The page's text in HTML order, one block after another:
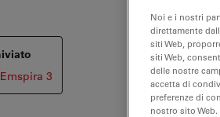
Emspira 3
Noi e i nostri
direttamente
siti Web,
siti Web,
delle nostre
accetta di
preferenze di
nostro sito